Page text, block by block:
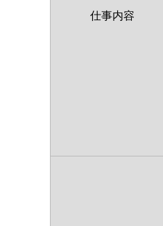
仕事内容